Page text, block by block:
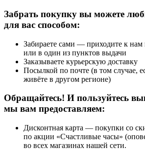
Забрать покупку вы можете
для вас способом:
Забираете сами — приходите к нам
или в один из пунктов выдачи
Заказываете курьерскую доставку
Посылкой по почте (в том случае,
живёте в другом регионе)
Обращайтесь! И пользуйтесь
мы вам предоставляем:
Дисконтная карта — покупки со
по акции «Счастливые часы»
во всех магазинах нашей сети.